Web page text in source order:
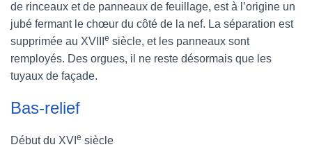
de rinceaux et de panneaux de feuillage, est à l’origine un
jubé fermant le chœur du côté de la nef. La séparation est
supprimée au XVIII
e siècle, et les panneaux sont
remployés. Des orgues, il ne reste désormais que les
tuyaux de façade.
Bas-relief
Début du XVI e siècle